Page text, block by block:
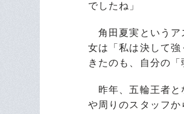
でしたね」
角田夏実というア
女は「私は決して
きたのも、自分の
昨年、五輪王者と
や周りのスタッフ